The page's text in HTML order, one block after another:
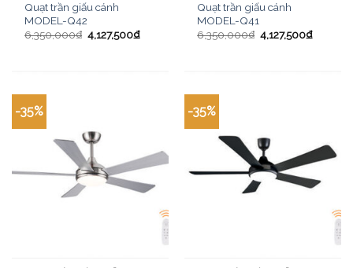
Quạt trần giấu cánh
MODEL-Q42
6,350,000₫ 4,127,500₫
Quạt trần giấu cánh
MODEL-Q41
6,350,000₫ 4,127,500₫
-35% -35%